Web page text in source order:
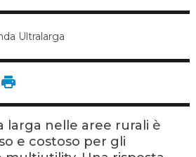
Ultralarga
larga nelle aree rurali è
e costoso per gli